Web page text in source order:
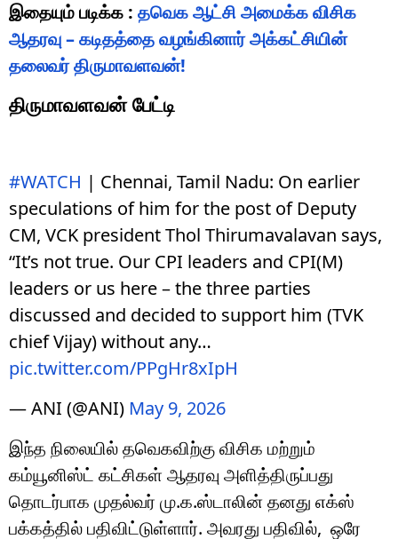
இதையும் படிக்க : தவெக ஆட்சி அமைக்க விசிக
ஆதரவு – கடிதத்தை வழங்கினார் அக்கட்சியின்
தலைவர் திருமாவளவன்!
திருமாவளவன் பேட்டி
#WATCH | Chennai, Tamil Nadu: On earlier
speculations of him for the post of Deputy
CM, VCK president Thol Thirumavalavan says,
“It’s not true. Our CPI leaders and CPI(M)
leaders or us here – the three parties
discussed and decided to support him (TVK
chief Vijay) without any…
pic.twitter.com/PPgHr8xIpH
— ANI (@ANI) May 9, 2026
இந்த நிலையில் தவெகவிற்கு விசிக மற்றும்
கம்யூனிஸ்ட் கட்சிகள் ஆதரவு அளித்திருப்பது
தொடர்பாக முதல்வர் மு.க.ஸ்டாலின் தனது எக்ஸ்
பக்கத்தில் பதிவிட்டுள்ளார். அவரது பதிவில், ஒரே